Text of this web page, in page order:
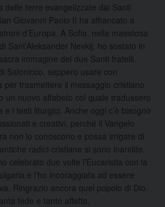
delle terre evangelizzate dai Santi
Giovanni Paolo II ha affiancato a
d’Europa. A Sofia, nella maestosa
Sant’Aleksander Nevkij, ho sostato in
immagine dei due Santi fratelli.
Salonicco, seppero usare con
per trasmettere il messaggio cristiano
un nuovo alfabeto col quale tradussero
e i testi liturgici. Anche oggi c’è bisogno
e creativi, perché il Vangelo
non lo conoscono e possa irrigare di
radici cristiane si sono inaridite.
celebrato due volte l’Eucaristia con la
e l’ho incoraggiata ad essere
Ringrazio ancora quel popolo di Dio
fede e tanto affetto.